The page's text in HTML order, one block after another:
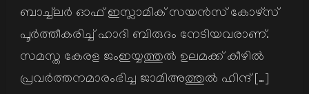
ബാച്ച്ലര്‍ ഓഫ് ഇസ്ലാമിക് സയന്‍സ് കോഴ്സ്
പൂര്‍ത്തീകരിച്ച് ഹാദി ബിരുദം നേടിയവരാണ്.
സമസ്ത കേരള ജംഇയ്യത്തുല്‍ ഉലമക്ക് കീഴില്‍
പ്രവര്‍ത്തനമാരംഭിച്ച ജാമിഅത്തുല്‍ ഹിന്ദ് […]